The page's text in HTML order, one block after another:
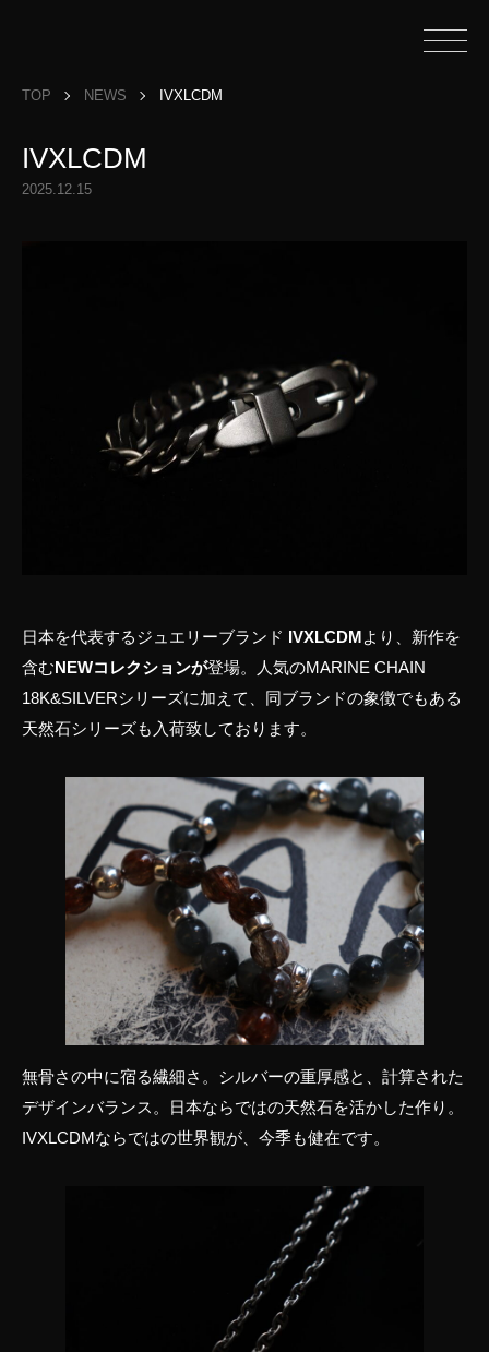
TOP NEWS IVXLCDM
IVXLCDM
2025.12.15
日本を代表するジュエリーブランド IVXLCDMより、新作を
含むNEWコレクションが登場。人気のMARINE CHAIN
18K&SILVERシリーズに加えて、同ブランドの象徴でもある
天然石シリーズも入荷致しております。
無骨さの中に宿る繊細さ。シルバーの重厚感と、計算された
デザインバランス。日本ならではの天然石を活かした作り。
IVXLCDMならではの世界観が、今季も健在です。